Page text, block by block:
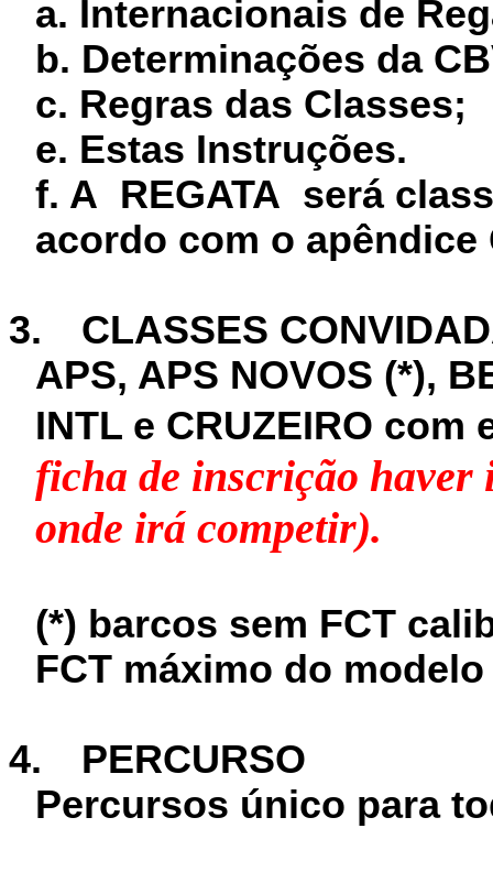
a. Internacionais de
b. Determinações da
c. Regras das Classes;
e. Estas Instruções.
f. A REGATA será
acordo com o apêndice
3.
CLASSES
APS, APS NOVOS (*),
INTL e CRUZEIRO com
ficha de inscrição haver
onde irá competir).
(*) barcos sem FCT
FCT máximo do
4.
PERCURSO
Percursos único para